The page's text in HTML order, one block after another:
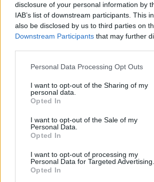
disclosure of your personal information by
IAB’s list of downstream participants. This
also be disclosed by us to third parties on
Downstream Participants that may further
Personal Data Processing Opt Outs
I want to opt-out of the Sharing of my
personal data.
Opted In
I want to opt-out of the Sale of my
Personal Data.
Opted In
I want to opt-out of processing my
Personal Data for Targeted Advertising.
Opted In
Wróżby Quizy historyczne Quizy geograficzne Quizy wiedzy
psychologiczne
Lektury
Działy